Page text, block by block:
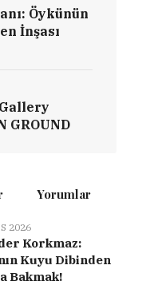
Öykünün
İnşası
GROUND
Yorumlar
2026
Korkmaz:
Kuyu Dibinden
Bakmak!